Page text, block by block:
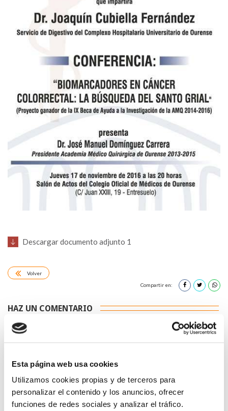
Esta página web usa cookies
Utilizamos cookies propias y de terceros para
personalizar el contenido y los anuncios, ofrecer
funciones de redes sociales y analizar el tráfico.
Descargar documento adjunto 1
Volver
Compartir en:
HAZ UN COMENTARIO
*Campos obligatorios